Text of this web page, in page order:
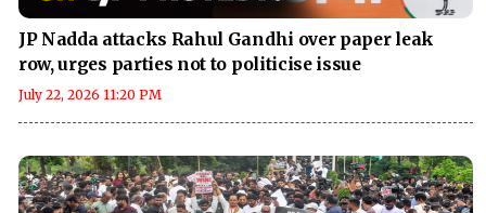
JP Nadda attacks Rahul Gandhi over paper leak
row, urges parties not to politicise issue
July 22, 2026 11:20 PM